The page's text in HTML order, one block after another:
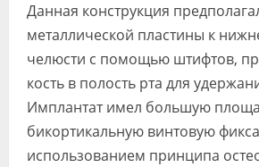
Данная конструкция
металлической пластины к
челюсти с помощью штифтов,
кость в полость рта для
Имплантат имел большую
бикортикальную винтовую
использованием принципа